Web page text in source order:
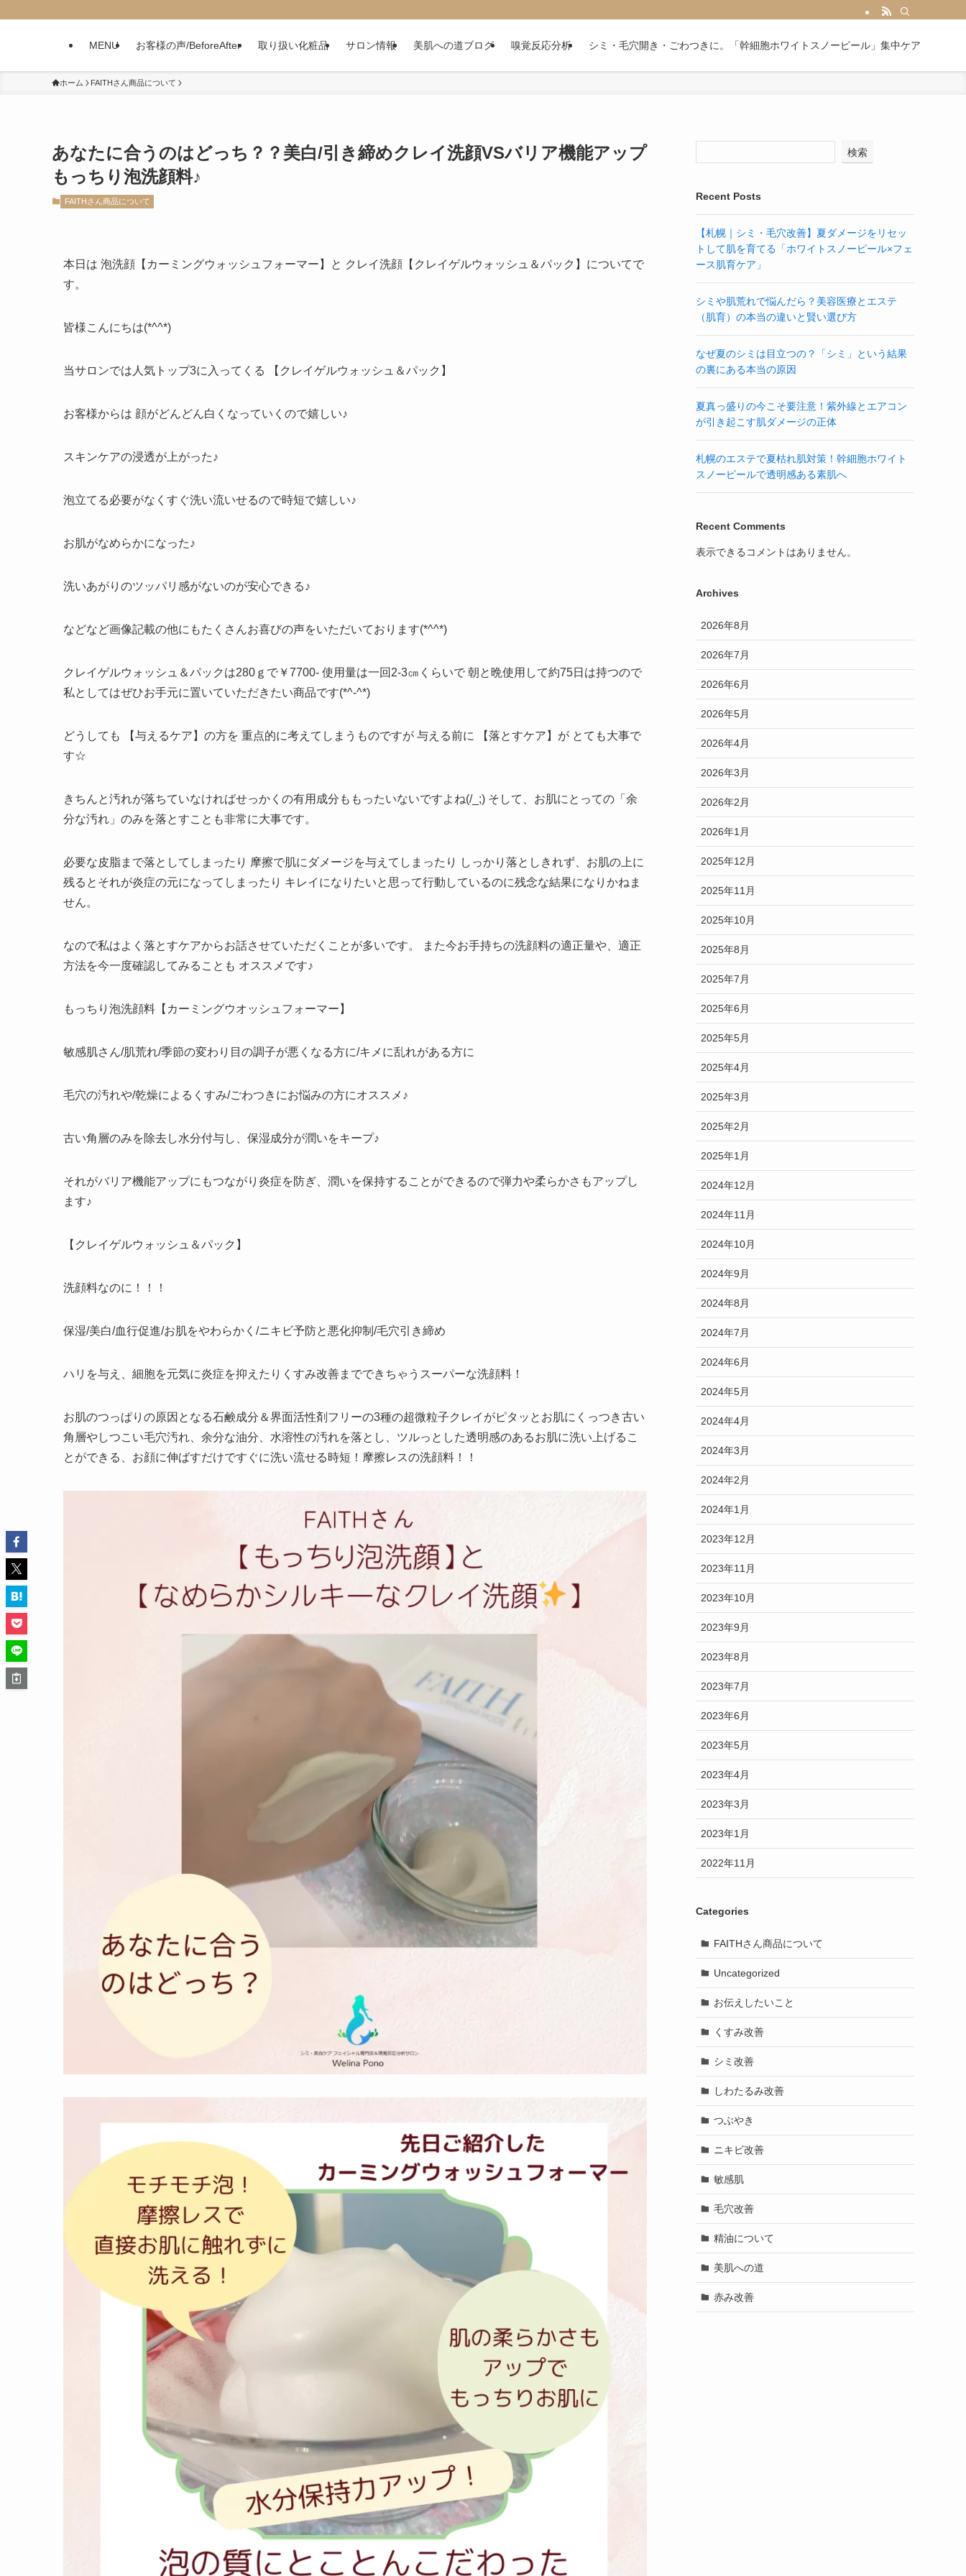
MENU お客様の声/BeforeAfter 取り扱い化粧品 サロン情報 美肌への道ブログ 嗅覚反応分析 シミ・毛穴開き・ごわつきに。「幹細胞ホワイトスノーピール」集中ケア
ホーム FAITHさん商品について
あなたに合うのはどっち？？美白/引き締めクレイ洗顔VSバリア機能アップ
もっちり泡洗顔料♪
FAITHさん商品について
本日は 泡洗顔【カーミングウォッシュフォーマー】と クレイ洗顔【クレイゲルウォッシュ＆パック】についてで
す。
皆様こんにちは(*^^*)
当サロンでは人気トップ3に入ってくる 【クレイゲルウォッシュ＆パック】
お客様からは 顔がどんどん白くなっていくので嬉しい♪
スキンケアの浸透が上がった♪
泡立てる必要がなくすぐ洗い流いせるので時短で嬉しい♪
お肌がなめらかになった♪
洗いあがりのツッパリ感がないのが安心できる♪
などなど画像記載の他にもたくさんお喜びの声をいただいております(*^^*)
クレイゲルウォッシュ＆パックは280ｇで￥7700- 使用量は一回2-3㎝くらいで 朝と晩使用して約75日は持つので
私としてはぜひお手元に置いていただきたい商品です(*^-^*)
どうしても 【与えるケア】の方を 重点的に考えてしまうものですが 与える前に 【落とすケア】が とても大事で
す☆
きちんと汚れが落ちていなければせっかくの有用成分ももったいないですよね(/_;) そして、お肌にとっての「余
分な汚れ」のみを落とすことも非常に大事です。
必要な皮脂まで落としてしまったり 摩擦で肌にダメージを与えてしまったり しっかり落としきれず、お肌の上に
残るとそれが炎症の元になってしまったり キレイになりたいと思って行動しているのに残念な結果になりかねま
せん。
なので私はよく落とすケアからお話させていただくことが多いです。 また今お手持ちの洗顔料の適正量や、適正
方法を今一度確認してみることも オススメです♪
もっちり泡洗顔料【カーミングウオッシュフォーマー】
敏感肌さん/肌荒れ/季節の変わり目の調子が悪くなる方に/キメに乱れがある方に
毛穴の汚れや/乾燥によるくすみ/ごわつきにお悩みの方にオススメ♪
古い角層のみを除去し水分付与し、保湿成分が潤いをキープ♪
それがバリア機能アップにもつながり炎症を防ぎ、潤いを保持することができるので弾力や柔らかさもアップし
ます♪
【クレイゲルウォッシュ＆パック】
洗顔料なのに！！！
保湿/美白/血行促進/お肌をやわらかく/ニキビ予防と悪化抑制/毛穴引き締め
ハリを与え、細胞を元気に炎症を抑えたりくすみ改善までできちゃうスーパーな洗顔料！
お肌のつっぱりの原因となる石鹸成分＆界面活性剤フリーの3種の超微粒子クレイがピタッとお肌にくっつき古い
角層やしつこい毛穴汚れ、余分な油分、水溶性の汚れを落とし、ツルっとした透明感のあるお肌に洗い上げるこ
とができる、お顔に伸ばすだけですぐに洗い流せる時短！摩擦レスの洗顔料！！
検索
Recent Posts
【札幌｜シミ・毛穴改善】夏ダメージをリセッ
トして肌を育てる「ホワイトスノーピール×フェ
ース肌育ケア」
シミや肌荒れで悩んだら？美容医療とエステ
（肌育）の本当の違いと賢い選び方
なぜ夏のシミは目立つの？「シミ」という結果
の裏にある本当の原因
夏真っ盛りの今こそ要注意！紫外線とエアコン
が引き起こす肌ダメージの正体
札幌のエステで夏枯れ肌対策！幹細胞ホワイト
スノーピールで透明感ある素肌へ
Recent Comments
表示できるコメントはありません。
Archives
2026年8月
2026年7月
2026年6月
2026年5月
2026年4月
2026年3月
2026年2月
2026年1月
2025年12月
2025年11月
2025年10月
2025年8月
2025年7月
2025年6月
2025年5月
2025年4月
2025年3月
2025年2月
2025年1月
2024年12月
2024年11月
2024年10月
2024年9月
2024年8月
2024年7月
2024年6月
2024年5月
2024年4月
2024年3月
2024年2月
2024年1月
2023年12月
2023年11月
2023年10月
2023年9月
2023年8月
2023年7月
2023年6月
2023年5月
2023年4月
2023年3月
2023年1月
2022年11月
Categories
FAITHさん商品について
Uncategorized
お伝えしたいこと
くすみ改善
シミ改善
しわたるみ改善
つぶやき
ニキビ改善
敏感肌
毛穴改善
精油について
美肌への道
赤み改善